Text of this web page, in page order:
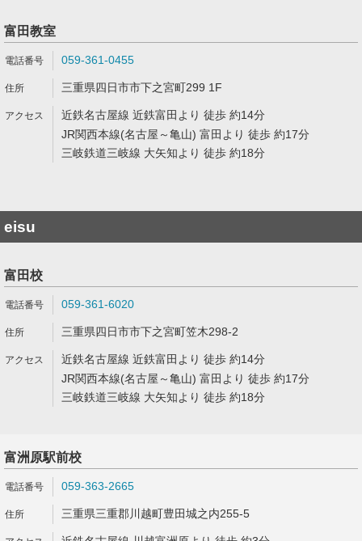
富田教室
059-361-0455
三重県四日市市下之宮町299 1F
近鉄名古屋線 近鉄富田より 徒歩 約14分
JR関西本線(名古屋～亀山) 富田より 徒歩 約17分
三岐鉄道三岐線 大矢知より 徒歩 約18分
eisu
富田校
059-361-6020
三重県四日市市下之宮町笠木298-2
近鉄名古屋線 近鉄富田より 徒歩 約14分
JR関西本線(名古屋～亀山) 富田より 徒歩 約17分
三岐鉄道三岐線 大矢知より 徒歩 約18分
富洲原駅前校
059-363-2665
三重県三重郡川越町豊田城之内255-5